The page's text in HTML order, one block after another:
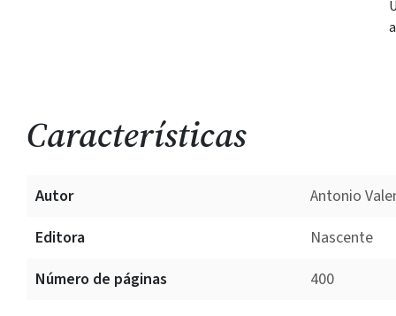
Características
Autor
Antonio
Editora
Nascente
Número de páginas
400